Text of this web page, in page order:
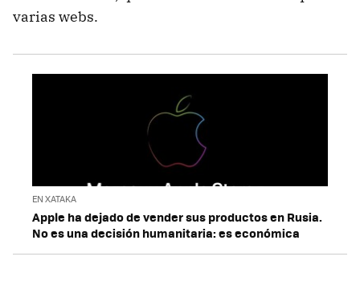
varias webs.
EN XATAKA
Apple ha dejado de vender sus productos en Rusia.
No es una decisión humanitaria: es económica